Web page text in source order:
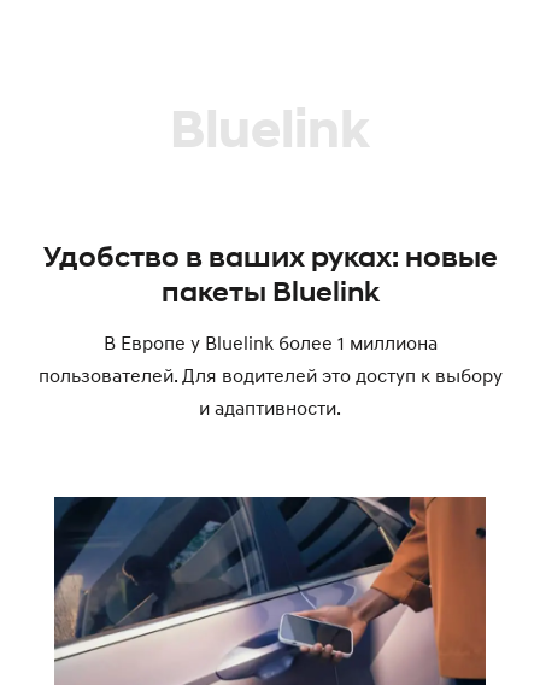
Bluelink
Удобство в ваших руках: новые
пакеты Bluelink
В Европе у Bluelink более 1 миллиона
пользователей. Для водителей это доступ к выбору
и адаптивности.